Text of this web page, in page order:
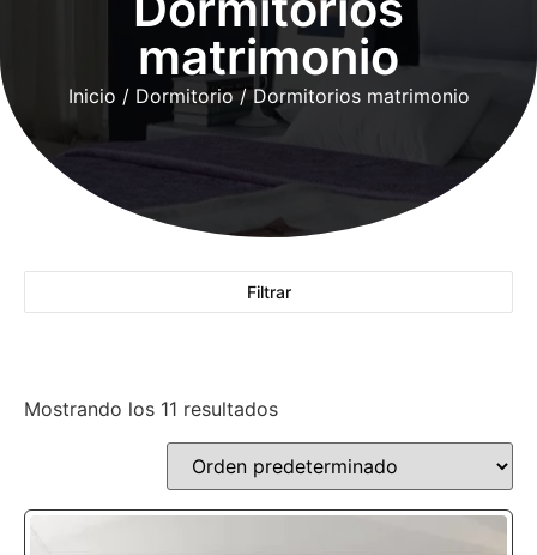
matrimonio
Inicio / Dormitorio/ Dormitorios matrimonio
Filtrar
Mostrando los 11 resultados